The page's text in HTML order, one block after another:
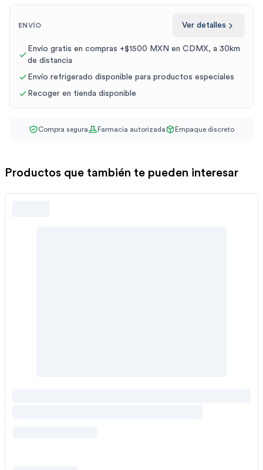
ENVÍO Ver detalles
Envío gratis en compras +$1500 MXN en CDMX, a 30km
de distancia
Envío refrigerado disponible para productos especiales
Recoger en tienda disponible
Compra segura Farmacia autorizada Empaque discreto
Productos que también te pueden interesar